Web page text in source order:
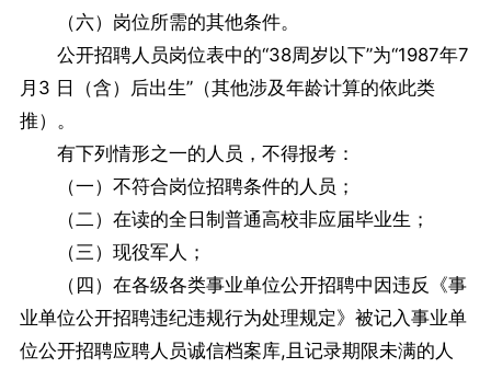
（六）岗位所需的其他条件。
公开招聘人员岗位表中的“38周岁以下”为“1987年7
月3 日（含）后出生”（其他涉及年龄计算的依此类
推）。
有下列情形之一的人员，不得报考：
（一）不符合岗位招聘条件的人员；
（二）在读的全日制普通高校非应届毕业生；
（三）现役军人；
（四）在各级各类事业单位公开招聘中因违反《事
业单位公开招聘违纪违规行为处理规定》被记入事业单
位公开招聘应聘人员诚信档案库,且记录期限未满的人